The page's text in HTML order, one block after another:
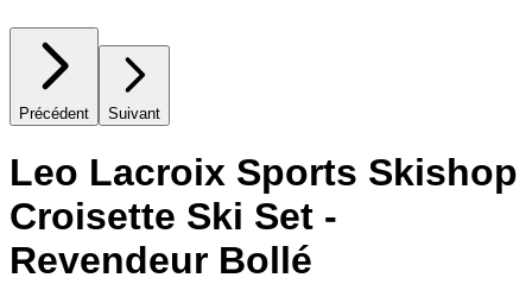
Précédent Suivant
Leo Lacroix Sports Skishop
Croisette Ski Set -
Revendeur Bollé